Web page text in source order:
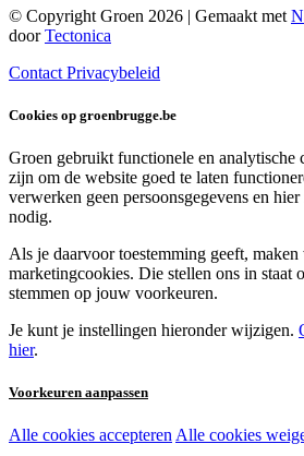
© Copyright Groen 2026 | Gemaakt met
doorTectonica
Contact Privacybeleid
Cookies op groenbrugge.be
Groen gebruikt functionele en analytische
zijn om de website goed te laten
verwerken geen persoonsgegevens en
nodig.
Als je daarvoor toestemming geeft,
marketingcookies. Die stellen ons in staat
stemmen op jouw voorkeuren.
Je kunt je instellingen hieronder wijzigen.
hier.
Voorkeuren aanpassen
Noodzakelijke cookies:
Alle cookies accepteren Alle cookies